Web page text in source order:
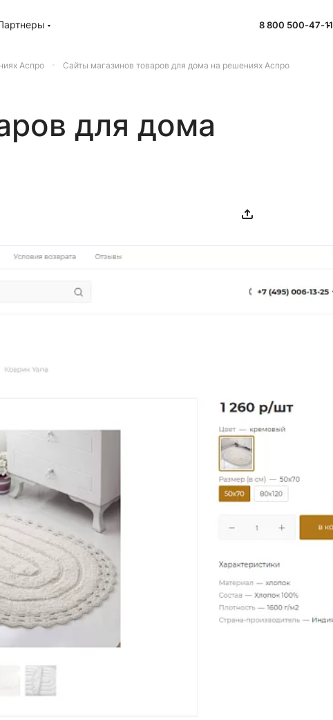
8 800 500-47-11
Аспро Сайты магазинов товаров для дома на решениях Аспро
для дома